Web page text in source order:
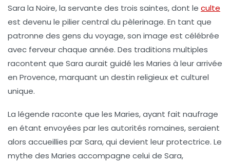
Sara la Noire, la servante des trois saintes, dont le culte
est devenu le pilier central du pèlerinage. En tant que
patronne des gens du voyage, son image est célébrée
avec ferveur chaque année. Des traditions multiples
racontent que Sara aurait guidé les Maries à leur arrivée
en Provence, marquant un destin religieux et culturel
unique.
La légende raconte que les Maries, ayant fait naufrage
en étant envoyées par les autorités romaines, seraient
alors accueillies par Sara, qui devient leur protectrice. Le
mythe des Maries accompagne celui de Sara,